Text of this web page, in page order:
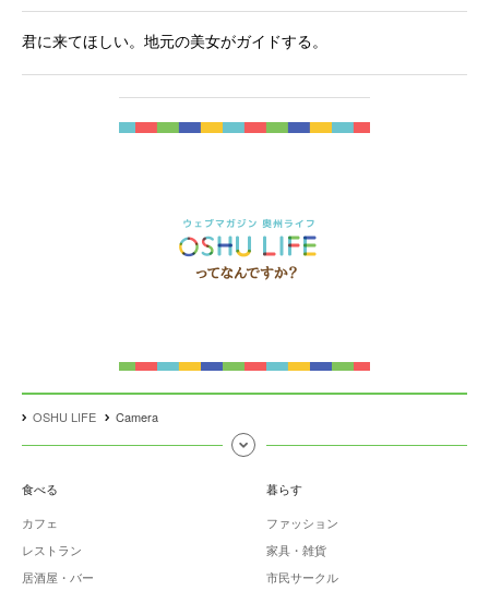
君に来てほしい。地元の美女がガイドする。
OSHU LIFE Camera
食べる
カフェ
レストラン
居酒屋・バー
暮らす
ファッション
家具・雑貨
市民サークル